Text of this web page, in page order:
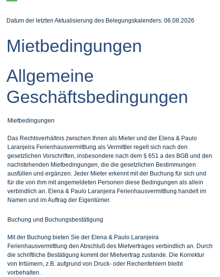
Datum der letzten Aktualisierung des Belegungskalenders: 06.08.2026
Mietbedingungen
Allgemeine
Geschäftsbedingungen
Mietbedingungen
Das Rechtsverhältnis zwischen Ihnen als Mieter und der Elena & Paulo
Laranjeira Ferienhausvermittlung als Vermittler regelt sich nach den
gesetzlichen Vorschriften, insbesondere nach dem § 651 a des BGB und den
nachstehenden Mietbedingungen, die die gesetzlichen Bestimmungen
ausfüllen und ergänzen. Jeder Mieter erkennt mit der Buchung für sich und
für die von ihm mit angemeldeten Personen diese Bedingungen als allein
verbindlich an. Elena & Paulo Laranjeira Ferienhausvermittlung handelt im
Namen und im Auftrag der Eigentümer.
Buchung und Buchungsbestätigung
Mit der Buchung bieten Sie der Elena & Paulo Laranjeira
Ferienhausvermittlung den Abschluß des Mietvertrages verbindlich an. Durch
die schriftliche Bestätigung kommt der Mietvertrag zustande. Die Korrektur
von Irrtümern, z.B. aufgrund von Druck- oder Rechenfehlern bleibt
vorbehalten.